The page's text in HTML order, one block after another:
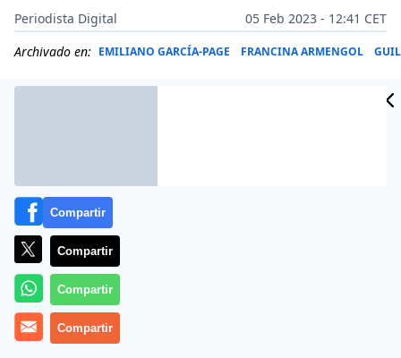
Periodista Digital
05 Feb 2023 - 12:41 CET
Archivado en: EMILIANO GARCÍA-PAGE FRANCINA ARMENGOL
Más información
Compartir
Compartir
Compartir
Compartir